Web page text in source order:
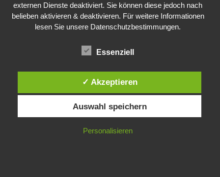
externen Dienste deaktiviert. Sie können diese jedoch nach
belieben aktivieren & deaktivieren. Für weitere Informationen
lesen Sie unsere Datenschutzbestimmungen.
Essenziell
✓ Akzeptieren
Auswahl speichern
Personalisieren